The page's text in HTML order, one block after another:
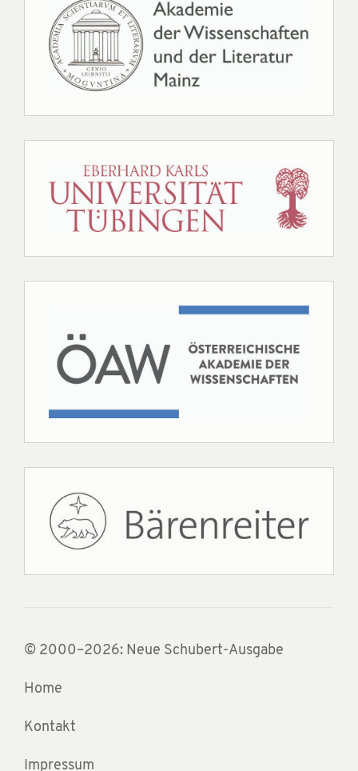
© 2000–2026: Neue Schubert-Ausgabe
Home
Kontakt
Impressum